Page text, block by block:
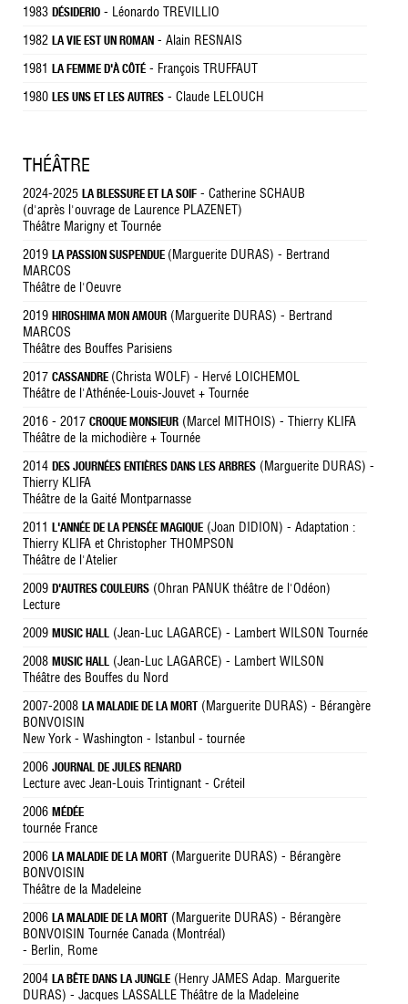
1983 DÉSIDERIO - Léonardo TREVILLIO
1982
LA VIE EST UN ROMAN - Alain RESNAIS
1981
LA FEMME D'À CÔTÉ - François TRUFFAUT
1980
LES UNS ET LES AUTRES - Claude LELOUCH
THÉÂTRE
2024-2025 LA BLESSURE ET LA SOIF - Catherine SCHAUB
(d'après l'ouvrage de Laurence PLAZENET)
Théâtre Marigny et Tournée
2019
LA PASSION SUSPENDUE (Marguerite DURAS) - Bertrand
MARCOS
Théâtre de l'Oeuvre
2019 HIROSHIMA MON AMOUR (Marguerite DURAS) - Bertrand
MARCOS
Théâtre des Bouffes Parisiens
2017 CASSANDRE (Christa WOLF) - Hervé LOICHEMOL
Théâtre de l'Athénée-Louis-Jouvet + Tournée
2016 - 2017 CROQUE MONSIEUR (Marcel MITHOIS) - Thierry KLIFA
Théâtre de la michodière + Tournée
2014 DES JOURNÉES ENTIÈRES DANS LES ARBRES (Marguerite DURAS) -
Thierry KLIFA
Théâtre de la Gaité Montparnasse
2011
L'ANNÉE DE LA PENSÉE MAGIQUE (Joan DIDION) - Adaptation :
Thierry KLIFA et Christopher THOMPSON
Théâtre de l'Atelier
2009 D'AUTRES COULEURS (Ohran PANUK théâtre de l'Odéon)
Lecture
2009 MUSIC HALL
(Jean-Luc LAGARCE) - Lambert WILSON Tournée
2008 MUSIC HALL
(Jean-Luc LAGARCE) - Lambert WILSON
Théâtre des Bouffes du Nord
2007-2008
LA MALADIE DE LA MORT (Marguerite DURAS) - Bérangère
BONVOISIN
New York - Washington - Istanbul - tournée
2006 JOURNAL DE JULES RENARD
Lecture avec Jean-Louis Trintignant - Créteil
2006 MÉDÉE
tournée France
2006
LA MALADIE DE LA MORT (Marguerite DURAS) - Bérangère
BONVOISIN
Théâtre de la Madeleine
2006
LA MALADIE DE LA MORT (Marguerite DURAS) - Bérangère
BONVOISIN Tournée Canada (Montréal)
- Berlin, Rome
2004
LA BÊTE DANS LA JUNGLE (Henry JAMES Adap. Marguerite
DURAS) - Jacques LASSALLE Théâtre de la Madeleine